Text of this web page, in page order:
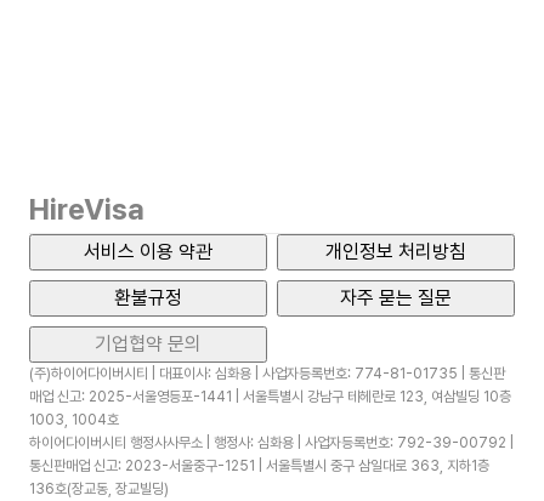
HireVisa
서비스 이용 약관
개인정보 처리방침
환불규정
자주 묻는 질문
기업협약 문의
(주)하이어다이버시티 | 대표이사: 심화용 | 사업자등록번호: 774-81-01735 | 통신판
매업 신고: 2025-서울영등포-1441 | 서울특별시 강남구 테헤란로 123, 여삼빌딩 10층
1003, 1004호
하이어다이버시티 행정사사무소 | 행정사: 심화용 | 사업자등록번호: 792-39-00792 |
통신판매업 신고: 2023-서울중구-1251 | 서울특별시 중구 삼일대로 363, 지하1층
136호(장교동, 장교빌딩)